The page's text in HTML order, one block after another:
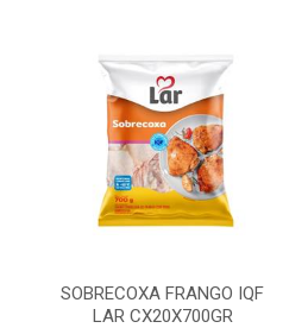
SOBRECOXA FRANGO IQF
LAR CX20X700GR